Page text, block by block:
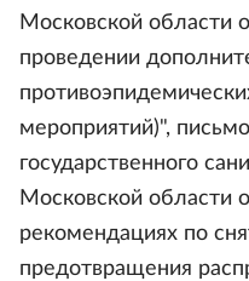
Московской
проведении
мероприятий)",
государственного
Московской области
рекомендациях по
предотвращения